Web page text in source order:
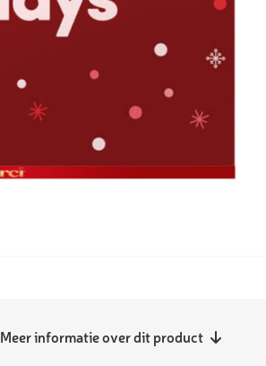
Meer informatie over dit product